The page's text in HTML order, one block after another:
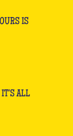
IS
IT'S ALL